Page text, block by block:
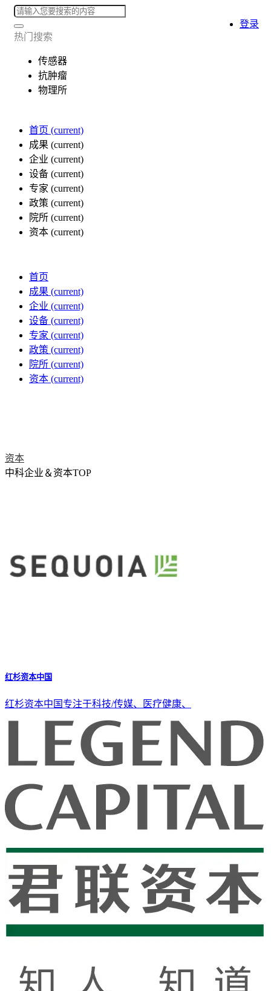
热门搜索
传感器
抗肿瘤
物理所
首页 (current)
成果 (current)
企业 (current)
设备 (current)
专家 (current)
政策 (current)
院所 (current)
资本 (current)
登录
首页
成果 (current)
企业 (current)
设备 (current)
专家 (current)
政策 (current)
院所 (current)
资本 (current)
资本
中科企业＆资本TOP
红杉资本中国
红杉资本中国专注于科技/传媒、医疗健康、